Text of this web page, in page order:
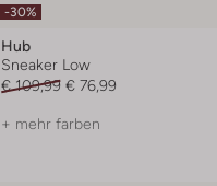
-30%
Hub
Sneaker Low
€ 109,99 € 76,99
+ mehr farben